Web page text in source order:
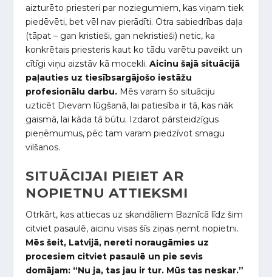
aizturēto priesteri par noziegumiem, kas viņam tiek
piedēvēti, bet vēl nav pierādīti. Otra sabiedrības daļa
(tāpat – gan kristieši, gan nekristieši) netic, ka
konkrētais priesteris kaut ko tādu varētu paveikt un
cītīgi viņu aizstāv kā mocekli.Aicinu šajā situācijā
paļauties uz tiesībsargājošo iestāžu
profesionālu darbu. Mēs varam šo situāciju
uzticēt Dievam lūgšanā, lai patiesība ir tā, kas nāk
gaismā, lai kāda tā būtu. Izdarot pārsteidzīgus
pieņēmumus, pēc tam varam piedzīvot smagu
vilšanos.
SITUĀCIJAI PIEIET AR
NOPIETNU ATTIEKSMI
Otrkārt, kas attiecas uz skandāliem Baznīcā līdz šim
citviet pasaulē, aicinu visas šīs ziņas ņemt nopietni.
Mēs šeit, Latvijā, nereti noraugāmies uz
procesiem citviet pasaulē un pie sevis
domājam: “Nu ja, tas jau ir tur. Mūs tas neskar.”